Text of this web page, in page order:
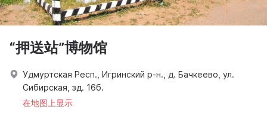
“押送站”博物馆
Удмуртская Респ., Игринский р-н., д. Бачкеево, ул.
Сибирская, зд. 16б.
在地图上显示